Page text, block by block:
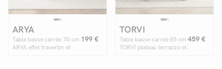
Facilité de paiements
Livraison
Aide et contact
ARYA
Table basse carrée 70 cm
ARYA effet travertin et
199 €
TORVI
Table basse carrée 85 cm
TORVI plateau terrazzo et
459 €